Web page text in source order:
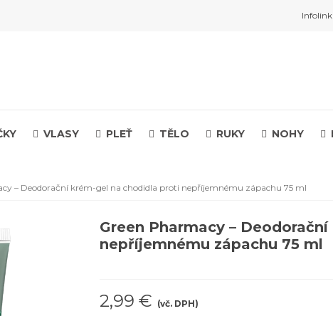
VLASY PLEŤ TĚLO RUKY NOHY
– Deodorační krém-gel na chodidla proti nepříjemnému zápachu 75 ml
Green Pharmacy –
nepříjemnému zápachu 75 ml
2,99 € (vč. DPH)